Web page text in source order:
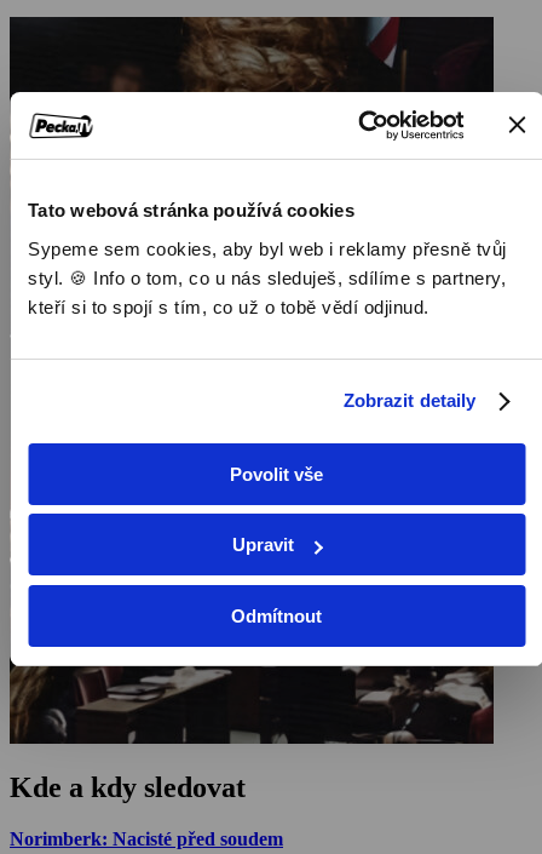
Tato webová stránka používá cookies
Sypeme sem cookies, aby byl web i reklamy přesně tvůj
styl. 🍪 Info o tom, co u nás sleduješ, sdílíme s partnery,
kteří si to spojí s tím, co už o tobě vědí odjinud.
Zobrazit detaily
Povolit vše
Upravit
Odmítnout
pokud ano, zaplatí za své zločiny cenu nejvyšší?
Kde a kdy sledovat
Norimberk: Nacisté před soudem